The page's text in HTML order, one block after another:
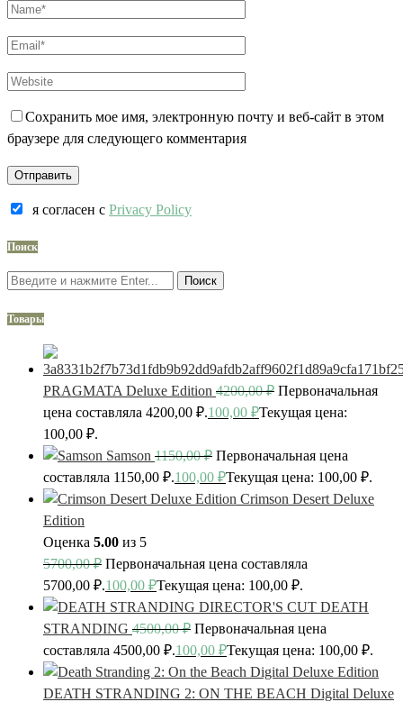
Сохранить мое имя, электронную почту и веб-сайт в этом
браузере для следующего комментария
я согласен c Privacy Policy
Поиск
Поиск
Товары
PRAGMATA Deluxe Edition 4200,00₽ Первоначальная
цена составляла 4200,00 ₽.100,00 ₽Текущая цена:
100,00 ₽.
Samson 1150,00₽ Первоначальная цена
составляла 1150,00 ₽.100,00 ₽Текущая цена: 100,00 ₽.
Crimson Desert Deluxe
Edition
Оценка 5.00 из 5
5700,00₽ Первоначальная цена составляла
5700,00 ₽.100,00 ₽Текущая цена: 100,00 ₽.
DEATH
STRANDING 4500,00₽ Первоначальная цена
составляла 4500,00 ₽.100,00 ₽Текущая цена: 100,00 ₽.
DEATH STRANDING 2: ON THE BEACH Digital Deluxe